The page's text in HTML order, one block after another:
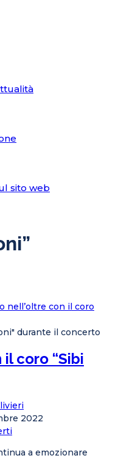
sito web
durante il concerto
coro “Sibi
2022
a emozionare